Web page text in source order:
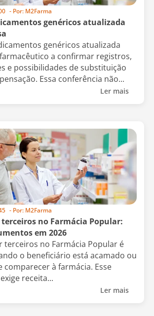
- Por: M2Farma
genéricos atualizada
genéricos atualizada
a confirmar registros,
e possibilidades de substituição
Essa conferência não...
Ler mais
- Por: M2Farma
no Farmácia Popular:
em 2026
terceiros no Farmácia Popular é
o beneficiário está acamado ou
comparecer à farmácia. Esse
receita...
Ler mais